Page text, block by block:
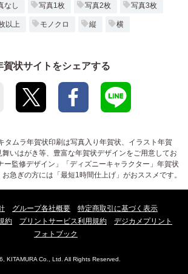
なし 写真1枚 写真2枚 写真3枚
以上 モノクロ 縦 横
賀状サイトをシェアする
タムラ年賀状印刷は写真入り年賀状、イラスト年賀
いはがき等、豊富な年賀状デザインをご用意してお
ー監修デザイン」「ディズニーキャラクター」年賀状
急ぎの方には「最短1時間仕上げ」がおススメです。
グループ各社概要
特定商取引に基づく表示
約
プリントサービス利用規約
デジカメプリント
フォトブック
KITAMURA Co., Ltd. All Rights Reserved.